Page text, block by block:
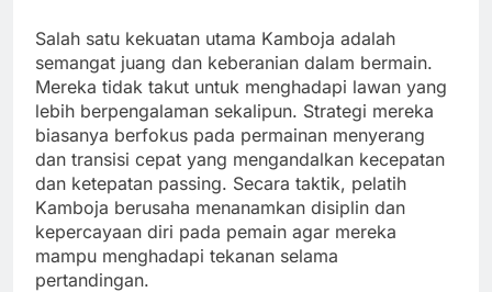
Salah satu kekuatan utama Kamboja adalah
semangat juang dan keberanian dalam bermain.
Mereka tidak takut untuk menghadapi lawan yang
lebih berpengalaman sekalipun. Strategi mereka
biasanya berfokus pada permainan menyerang
dan transisi cepat yang mengandalkan kecepatan
dan ketepatan passing. Secara taktik, pelatih
Kamboja berusaha menanamkan disiplin dan
kepercayaan diri pada pemain agar mereka
mampu menghadapi tekanan selama
pertandingan.